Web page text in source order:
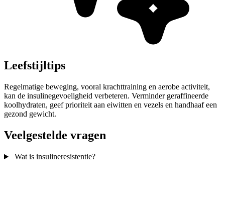
Leefstijltips
Regelmatige beweging, vooral krachttraining en aerobe activiteit,
kan de insulinegevoeligheid verbeteren. Verminder geraffineerde
koolhydraten, geef prioriteit aan eiwitten en vezels en handhaaf een
gezond gewicht.
Veelgestelde vragen
Wat is insulineresistentie?